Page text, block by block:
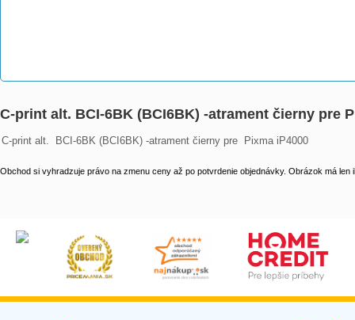
C-print alt. BCI-6BK (BCI6BK) -atrament čierny pre
C-print alt.  BCI-6BK (BCI6BK) -atrament čierny pre  Pixma iP4000
Obchod si vyhradzuje právo na zmenu ceny až po potvrdenie objednávky. Obrázok má len